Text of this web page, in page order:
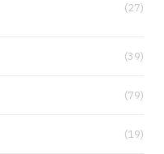
(27)
(39)
(79)
(19)